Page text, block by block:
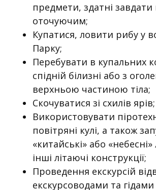
предмети, здатні
оточуючим;
Купатися, ловити рибу у
Парку;
Перебувати в купальних
спідній білизні або з
верхньою частиною тіла;
Скочуватися зі схилів ярів;
Використовувати
повітряні кулі, а також
«китайські» або
інші літаючі конструкції;
Проведення екскурсій
екскурсоводами та гідами